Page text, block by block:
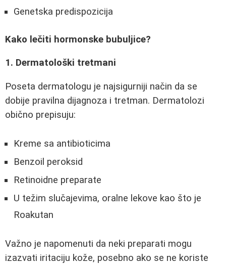
Genetska predispozicija
Kako lečiti hormonske bubuljice?
1. Dermatološki tretmani
Poseta dermatologu je najsigurniji način da se
dobije pravilna dijagnoza i tretman. Dermatolozi
obično prepisuju:
Kreme sa antibioticima
Benzoil peroksid
Retinoidne preparate
U težim slučajevima, oralne lekove kao što je
Roakutan
Važno je napomenuti da neki preparati mogu
izazvati iritaciju kože, posebno ako se ne koriste